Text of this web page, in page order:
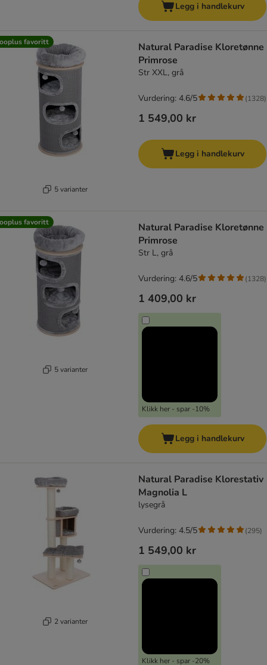
Legg i handlekurv
favoritt
5 varianter
Natural Paradise Kloretønne
Primrose
Str XXL, grå
1 549,00 kr
Vurdering: 4.6/5 (1328)
Legg i handlekurv
favoritt
5 varianter
Natural Paradise Kloretønne
Primrose
Str L, grå
1 409,00 kr
Klikk her - spar -10%
Vurdering: 4.6/5 (1328)
Legg i handlekurv
2 varianter
Natural Paradise Klorestativ
Magnolia L
lysegrå
1 549,00 kr
Klikk her - spar -20%
Vurdering: 4.5/5 (295)